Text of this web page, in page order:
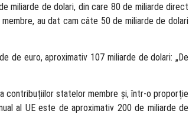
miliarde de dolari, din care 80 de miliarde direct
au dat cam câte 50 de miliarde de dolari
de euro, aproximativ 107 miliarde de dolari: „De
contribuțiilor statelor membre și, într-o proporție
al UE este de aproximativ 200 de miliarde de